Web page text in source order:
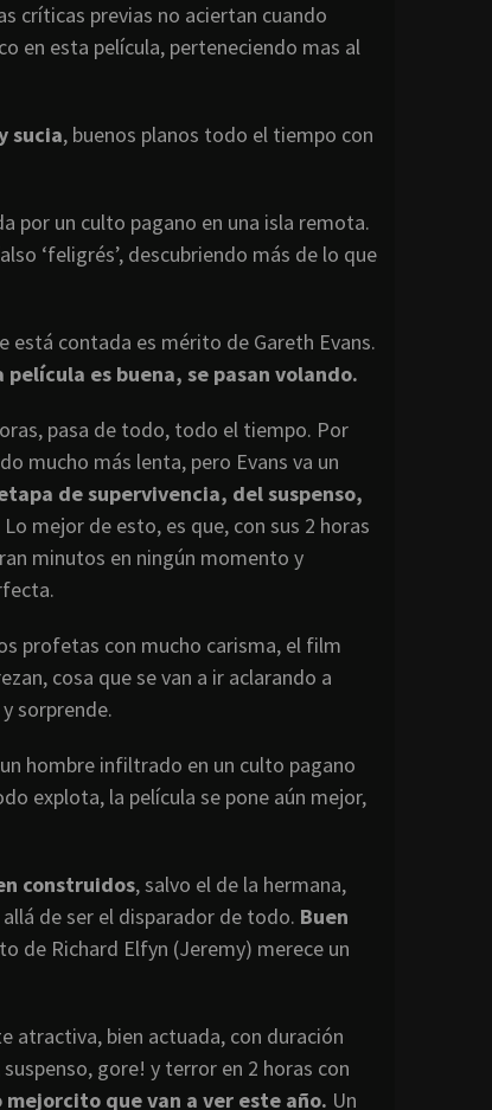
críticas previas no aciertan cuando
en esta película, perteneciendo mas al
sucia, buenos planos todo el tiempo con
por un culto pagano en una isla remota.
‘feligrés’, descubriendo más de lo que
está contada es mérito de Gareth Evans.
es buena, se pasan volando.
pasa de todo, todo el tiempo. Por
mucho más lenta, pero Evans va un
de supervivencia, del suspenso,
Lo mejor de esto, es que, con sus 2 horas
minutos en ningún momento y
profetas con mucho carisma, el film
cosa que se van a ir aclarando a
sorprende.
hombre infiltrado en un culto pagano
explota, la película se pone aún mejor,
construidos, salvo el de la hermana,
de ser el disparador de todo. Buen
de Richard Elfyn (Jeremy) merece un
atractiva, bien actuada, con duración
gore! y terror en 2 horas con
mejorcito que van a ver este año. Un